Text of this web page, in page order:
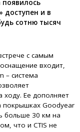
появилось
доступен и в
сотню тысяч
с самым
входит,
– система
ходу. Ее дополняет
покрышках Goodyear
больше 30 км на
что и CTIS не